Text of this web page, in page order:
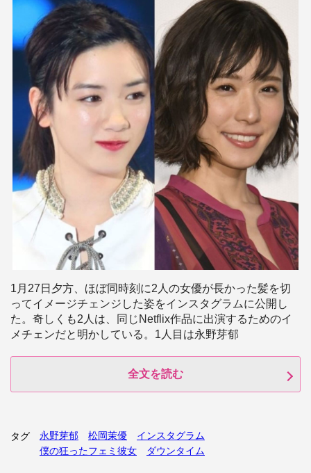
1月27日夕方、ほぼ同時刻に2人の女優が長かった髪を切
ってイメージチェンジした姿をインスタグラムに公開し
た。奇しくも2人は、同じNetflix作品に出演するためのイ
メチェンだと明かしている。1人目は永野芽郁
全文を読む
タグ 永野芽郁 松岡茉優
インスタグラム
僕の狂ったフェミ彼女
ダウンタイム